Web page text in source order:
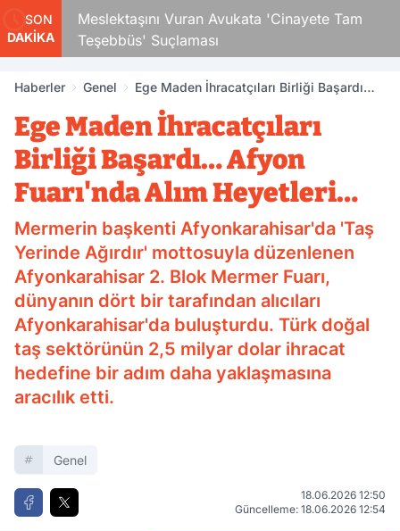
SON
DAKİKA
Meslektaşını Vuran Avukata 'Cinayete Tam
Teşebbüs' Suçlaması
Haberler Genel
Ege Maden İhracatçıları Birliği Başardı…
Ege Maden İhracatçıları
Birliği Başardı… Afyon
Fuarı'nda Alım Heyetleri…
Mermerin başkenti Afyonkarahisar'da 'Taş
Yerinde Ağırdır' mottosuyla düzenlenen
Afyonkarahisar 2. Blok Mermer Fuarı,
dünyanın dört bir tarafından alıcıları
Afyonkarahisar'da buluşturdu. Türk doğal
taş sektörünün 2,5 milyar dolar ihracat
hedefine bir adım daha yaklaşmasına
aracılık etti.
Genel
18.06.2026 12:50
Güncelleme: 18.06.2026 12:54